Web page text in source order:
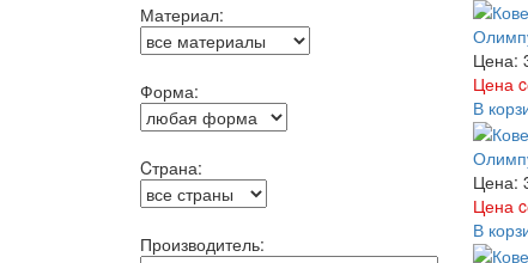
Материал:
Форма:
Cтрана:
Производитель:
Цена:
Цена
В
Цена:
Цена
В